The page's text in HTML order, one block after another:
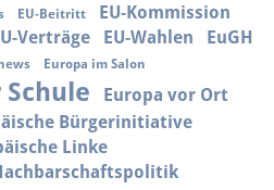
EU-Beitritt EU-Kommission
Verträge EU-Wahlen EuGH
Europa im Salon
Europa vor Ort
Bürgerinitiative
Linke